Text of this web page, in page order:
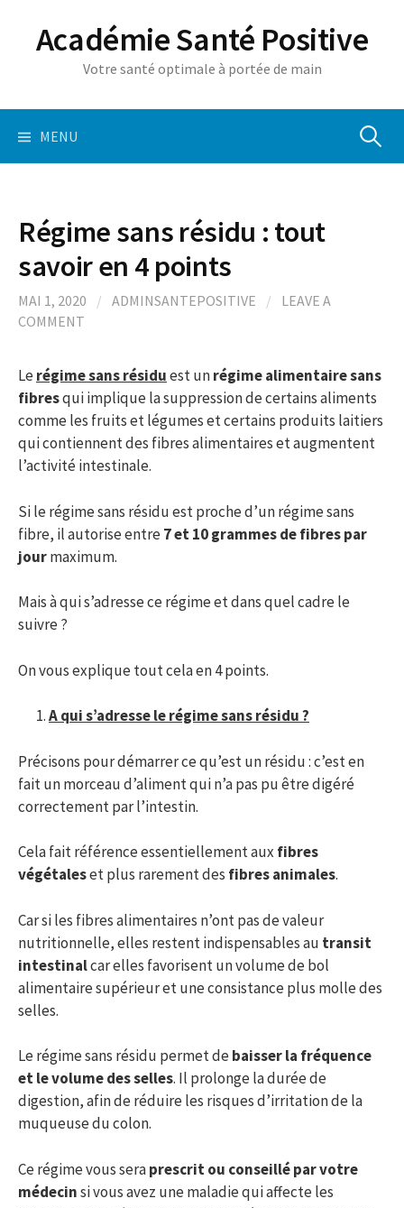
o
Académie Santé Positive
Votre santé optimale à portée de main
MENU R
r
Régime sans résidu : tout
savoir en 4 points
MAI 1, 2020 / ADMINSANTEPOSITIVE /
LEAVE A
COMMENT
Lerégime sans résiduest unrégime alimentairesans
fibresqui implique la suppression de certains aliments
comme les fruits et légumes et certains produits laitiers
qui contiennent des fibres alimentaires et augmentent
l’activité intestinale.
Si le régime sans résidu est proche d’un régime sans
fibre, il autorise entre7 et 10 grammes de fibres par
jourmaximum.
Mais à qui s’adresse ce régime et dans quel cadre le
suivre ?
On vous explique tout cela en 4 points.
A qui s’adresse le régime sans résidu ?
Précisons pour démarrer ce qu’est un résidu : c’est en
fait un morceau d’aliment qui n’a pas pu être digéré
correctement par l’intestin.
Cela fait référence essentiellement aux fibres
végétaleset plus rarement des fibres animales.
Car si les fibres alimentaires n’ont pas de valeur
nutritionnelle, elles restent indispensables au transit
intestinalcar elles favorisent un volume de bol
alimentaire supérieur et une consistance plus molle des
selles.
Le régime sans résidu permet debaisser la fréquence
et le volume des selles. Il prolonge la durée de
digestion, afin de réduire les risques d’irritation de la
muqueuse du colon.
Ce régime vous seraprescrit ou conseillé par votre
médecinsi vous avez une maladie qui affecte les